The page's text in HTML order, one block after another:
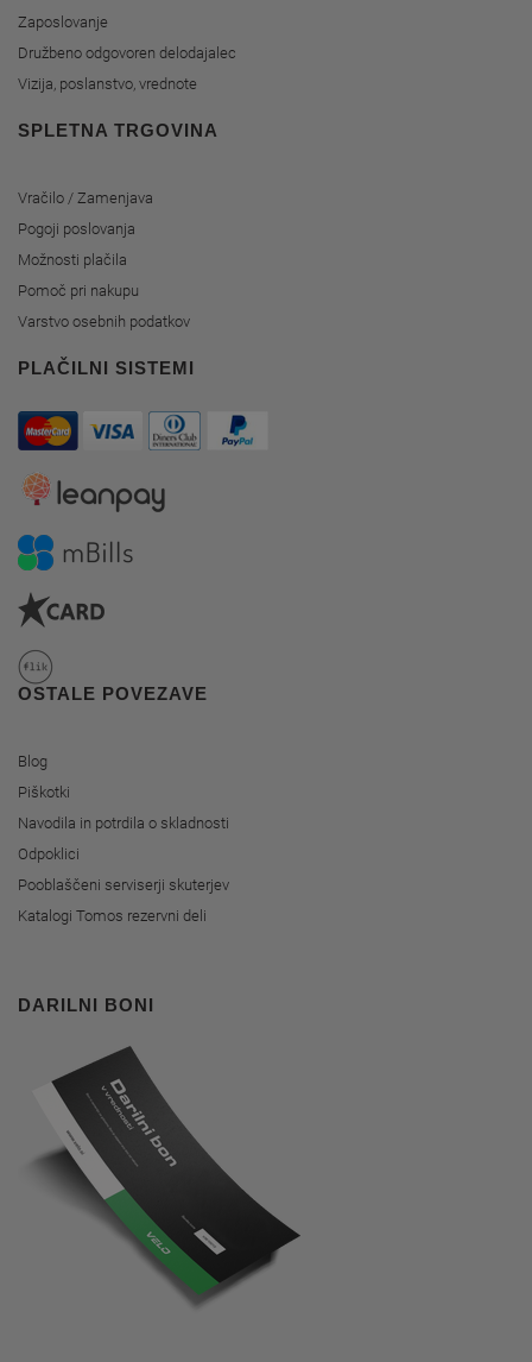
Zaposlovanje
Družbeno odgovoren delodajalec
Vizija, poslanstvo, vrednote
SPLETNA TRGOVINA
Vračilo / Zamenjava
Pogoji poslovanja
Možnosti plačila
Pomoč pri nakupu
Varstvo osebnih podatkov
PLAČILNI SISTEMI
OSTALE POVEZAVE
Blog
Piškotki
Navodila in potrdila o skladnosti
Odpoklici
Pooblaščeni serviserji skuterjev
Katalogi Tomos rezervni deli
DARILNI BONI